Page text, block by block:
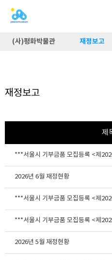
(사)평화박물관 재정보고
재정보고
제
***서울시 기부금품 모집등록 <제
2026년 6월 재정현황
***서울시 기부금품 모집등록 <제
***서울시 기부금품 모집등록 <제
2026년 5월 재정현황